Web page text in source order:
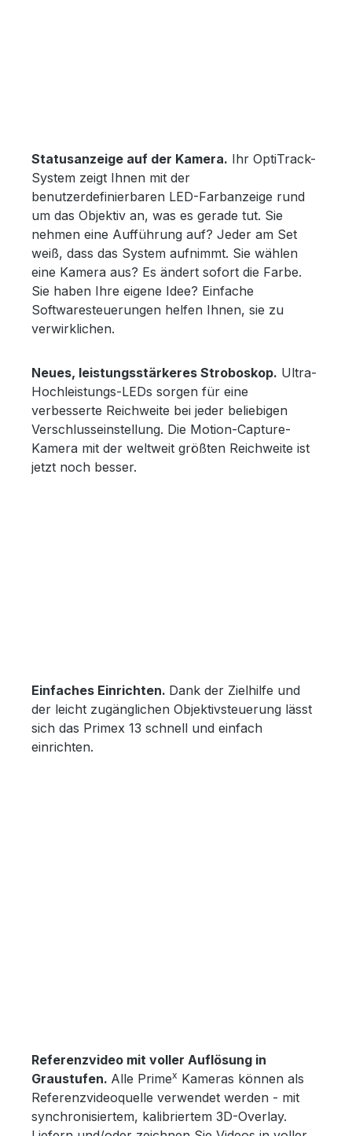
Statusanzeige auf der Kamera. Ihr OptiTrack-
System zeigt Ihnen mit der
benutzerdefinierbaren LED-Farbanzeige rund
um das Objektiv an, was es gerade tut. Sie
nehmen eine Aufführung auf? Jeder am Set
weiß, dass das System aufnimmt. Sie wählen
eine Kamera aus? Es ändert sofort die Farbe.
Sie haben Ihre eigene Idee? Einfache
Softwaresteuerungen helfen Ihnen, sie zu
verwirklichen.
Neues, leistungsstärkeres Stroboskop. Ultra-
Hochleistungs-LEDs sorgen für eine
verbesserte Reichweite bei jeder beliebigen
Verschlusseinstellung. Die Motion-Capture-
Kamera mit der weltweit größten Reichweite ist
jetzt noch besser.
Einfaches Einrichten. Dank der Zielhilfe und
der leicht zugänglichen Objektivsteuerung lässt
sich das Primex 13 schnell und einfach
einrichten.
Referenzvideo mit voller Auflösung in
Graustufen. Alle Primex Kameras können als
Referenzvideoquelle verwendet werden - mit
synchronisiertem, kalibriertem 3D-Overlay.